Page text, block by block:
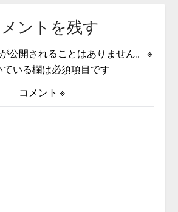
ントを残す
公開されることはありません。
※
ている欄は必須項目です
コメント ※